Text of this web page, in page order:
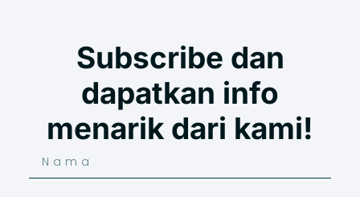
Subscribe dan
dapatkan info
menarik dari kami!